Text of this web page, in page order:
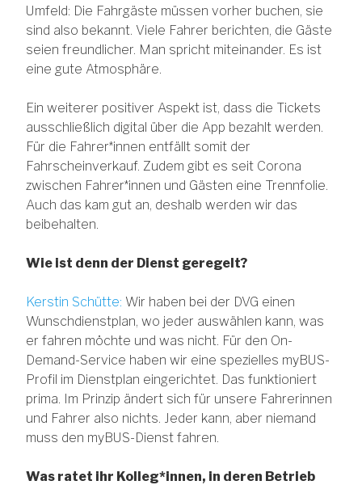
Umfeld: Die Fahrgäste müssen vorher buchen, sie
sind also bekannt. Viele Fahrer berichten, die Gäste
seien freundlicher. Man spricht miteinander. Es ist
eine gute Atmosphäre.
Ein weiterer positiver Aspekt ist, dass die Tickets
ausschließlich digital über die App bezahlt werden.
Für die Fahrer*innen entfällt somit der
Fahrscheinverkauf. Zudem gibt es seit Corona
zwischen Fahrer*innen und Gästen eine Trennfolie.
Auch das kam gut an, deshalb werden wir das
beibehalten.
Wie ist denn der Dienst geregelt?
Kerstin Schütte: Wir haben bei der DVG einen
Wunschdienstplan, wo jeder auswählen kann, was
er fahren möchte und was nicht. Für den On-
Demand-Service haben wir eine spezielles myBUS-
Profil im Dienstplan eingerichtet. Das funktioniert
prima. Im Prinzip ändert sich für unsere Fahrerinnen
und Fahrer also nichts. Jeder kann, aber niemand
muss den myBUS-Dienst fahren.
Was ratet ihr Kolleg*innen, in deren Betrieb